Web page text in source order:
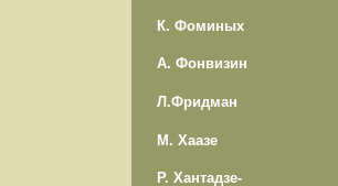
К. Фоминых
А. Фонвизин
Л.Фридман
М. Хаазе
Р. Хантадзе-